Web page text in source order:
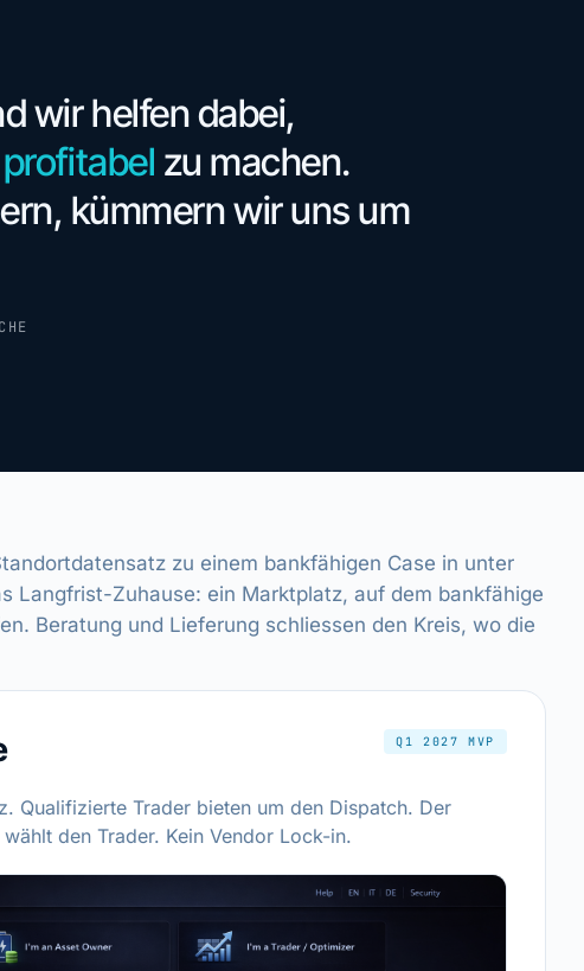
wir helfen dabei,
profitabel zu machen.
kümmern wir uns um
zu einem bankfähigen Case in unter
Langfrist-Zuhause: ein Marktplatz, auf dem bankfähige
Beratung und Lieferung schliessen den Kreis, wo die
Q1 2027 MVP
Qualifizierte Trader bieten um den Dispatch. Der
den Trader. Kein Vendor Lock-in.